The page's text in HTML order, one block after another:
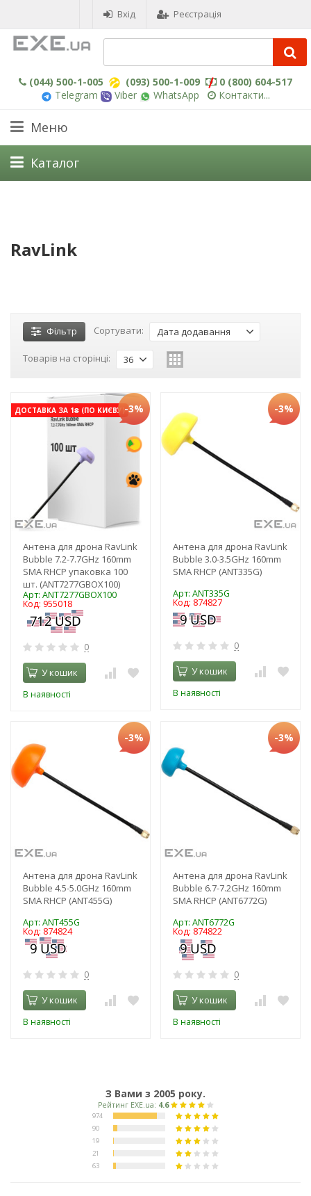
Вхід Реєстрація
(044) 500-1-005 (093) 500-1-009
0 (800) 604-517
Telegram
Viber WhatsApp Контакти...
Меню
Каталог
RavLink
Фільтр Сортувати: Дата додавання
Товарів на сторінці: 36
ДОСТАВКА ЗА 1₴ (ПО КИЄВУ)-3%
Антена для дрона RavLink
Bubble 7.2-7.7GHz 160mm
SMA RHCP упаковка 100
шт. (ANT7277GBOX100)
Арт: ANT7277GBOX100
Код: 955018
0
У кошик
В наявності
-3%
Антена для дрона RavLink
Bubble 3.0-3.5GHz 160mm
SMA RHCP (ANT335G)
Арт: ANT335G
Код: 874827
0
У кошик
В наявності
-3%
Антена для дрона RavLink
Bubble 4.5-5.0GHz 160mm
SMA RHCP (ANT455G)
Арт: ANT455G
Код: 874824
0
У кошик
В наявності
-3%
Антена для дрона RavLink
Bubble 6.7-7.2GHz 160mm
SMA RHCP (ANT6772G)
Арт: ANT6772G
Код: 874822
0
У кошик
В наявності
З Вами з 2005 року.